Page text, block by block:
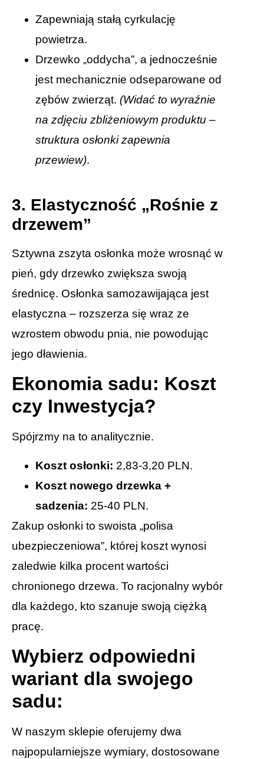
Zapewniają stałą cyrkulację
powietrza.
Drzewko „oddycha”, a jednocześnie
jest mechanicznie odseparowane od
zębów zwierząt. (Widać to wyraźnie
na zdjęciu zbliżeniowym produktu –
struktura osłonki zapewnia
przewiew).
3. Elastyczność „Rośnie z
drzewem”
Sztywna zszyta osłonka może wrosnąć w
pień, gdy drzewko zwiększa swoją
średnicę. Osłonka samozawijająca jest
elastyczna – rozszerza się wraz ze
wzrostem obwodu pnia, nie powodując
jego dławienia.
Ekonomia sadu: Koszt
czy Inwestycja?
Spójrzmy na to analitycznie.
Koszt osłonki: 2,83-3,20 PLN.
Koszt nowego drzewka +
sadzenia: 25-40 PLN.
Zakup osłonki to swoista „polisa
ubezpieczeniowa”, której koszt wynosi
zaledwie kilka procent wartości
chronionego drzewa. To racjonalny wybór
dla każdego, kto szanuje swoją ciężką
pracę.
Wybierz odpowiedni
wariant dla swojego
sadu:
W naszym sklepie oferujemy dwa
najpopularniejsze wymiary, dostosowane